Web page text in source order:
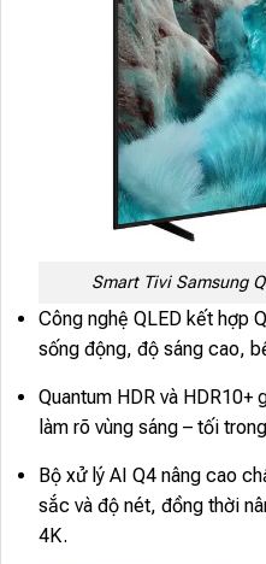
Smart Tivi Samsung
Công nghệ QLED kết hợp
sống động, độ sáng cao,
Quantum HDR và
làm rõ vùng sáng – tối
Bộ xử lý AI Q4 nâng cao
sắc và độ nét, đồng thời
4K.